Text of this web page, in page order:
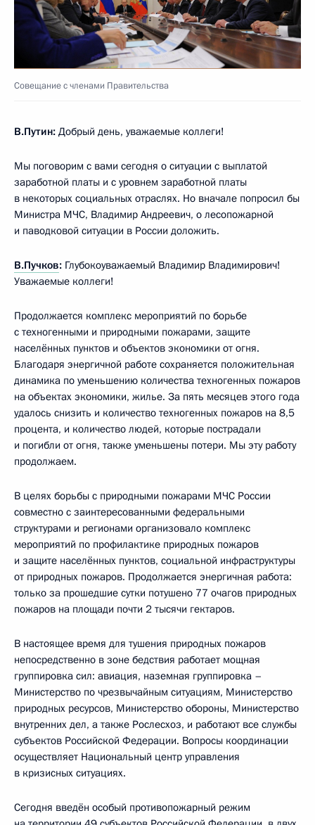
Совещание с членами Правительства
В.Путин: Добрый день, уважаемые коллеги!
Мы поговорим с вами сегодня о ситуации с выплатой
заработной платы и с уровнем заработной платы
в некоторых социальных отраслях. Но вначале попросил бы
Министра МЧС, Владимир Андреевич, о лесопожарной
и паводковой ситуации в России доложить.
В.Пучков: Глубокоуважаемый Владимир Владимирович!
Уважаемые коллеги!
Продолжается комплекс мероприятий по борьбе
с техногенными и природными пожарами, защите
населённых пунктов и объектов экономики от огня.
Благодаря энергичной работе сохраняется положительная
динамика по уменьшению количества техногенных пожаров
на объектах экономики, жилье. За пять месяцев этого года
удалось снизить и количество техногенных пожаров на 8,5
процента, и количество людей, которые пострадали
и погибли от огня, также уменьшены потери. Мы эту работу
продолжаем.
В целях борьбы с природными пожарами МЧС России
совместно с заинтересованными федеральными
структурами и регионами организовало комплекс
мероприятий по профилактике природных пожаров
и защите населённых пунктов, социальной инфраструктуры
от природных пожаров. Продолжается энергичная работа:
только за прошедшие сутки потушено 77 очагов природных
пожаров на площади почти 2 тысячи гектаров.
В настоящее время для тушения природных пожаров
непосредственно в зоне бедствия работает мощная
группировка сил: авиация, наземная группировка –
Министерство по чрезвычайным ситуациям, Министерство
природных ресурсов, Министерство обороны, Министерство
внутренних дел, а также Рослесхоз, и работают все службы
субъектов Российской Федерации. Вопросы координации
осуществляет Национальный центр управления
в кризисных ситуациях.
Сегодня введён особый противопожарный режим